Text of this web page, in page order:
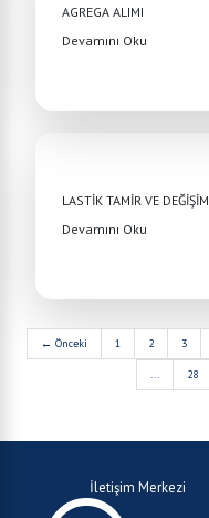
AGREGA ALIMI
Devamını Oku
LASTİK TAMİR VE DEĞİŞİM
Devamını Oku
← Önceki 1 2 3
... 28
İletişim Merkezi